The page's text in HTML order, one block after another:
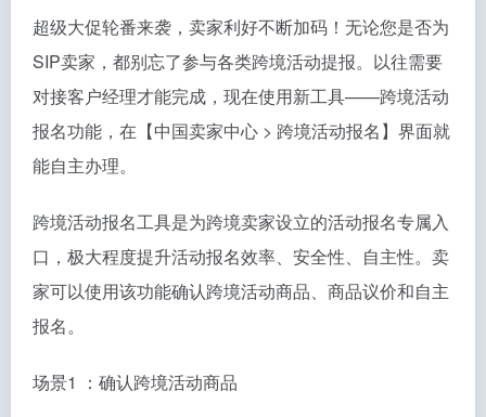
超级大促轮番来袭，卖家利好不断加码！无论您是否为
SIP卖家，都别忘了参与各类跨境活动提报。以往需要
对接客户经理才能完成，现在使用新工具——跨境活动
报名功能，在【中国卖家中心 > 跨境活动报名】界面就
能自主办理。
跨境活动报名工具是为跨境卖家设立的活动报名专属入
口，极大程度提升活动报名效率、安全性、自主性。卖
家可以使用该功能确认跨境活动商品、商品议价和自主
报名。
场景1 ：确认跨境活动商品